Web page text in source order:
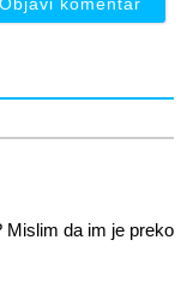
Mislim da im je preko